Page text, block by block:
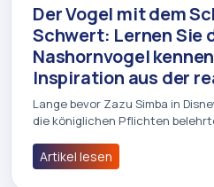
Der Vogel mit dem
Schwert: Lernen Sie
Nashornvogel
Inspiration aus der
Lange bevor Zazu Simba in
die königlichen Pflichten
Artikel lesen